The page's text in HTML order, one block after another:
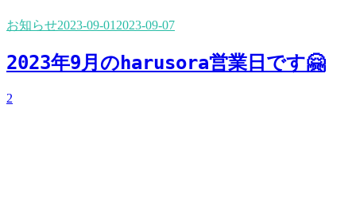
お知らせ2023-09-01 2023-09-07
2023年9月のharusora営業日です🤗
2